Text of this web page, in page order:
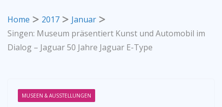
Home 2017
Januar
Singen: Museum präsentiert Kunst und Automobil im
Dialog – Jaguar 50 Jahre Jaguar E-Type
MUSEEN & AUSSTELLUNGEN